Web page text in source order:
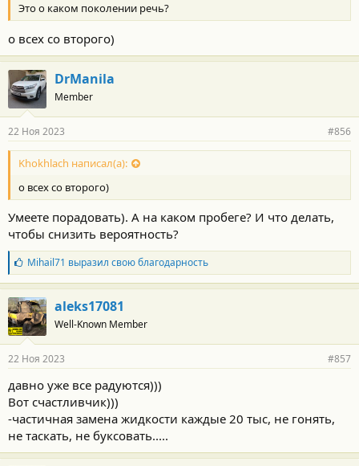
Это о каком поколении речь?
о всех со второго)
DrManila
Member
22 Ноя 2023 #856
Khokhlach написал(а):
о всех со второго)
Умеете порадовать). А на каком пробеге? И что делать,
чтобы снизить вероятность?
Б
л
а
г
о
д
а
н
с
т
и
Mihail71 выразил свою благодарность
aleks17081
Well-Known Member
22 Ноя 2023 #857
давно уже все радуются)))
Вот счастливчик)))
-частичная замена жидкости каждые 20 тыс, не гонять,
не таскать, не буксовать.....